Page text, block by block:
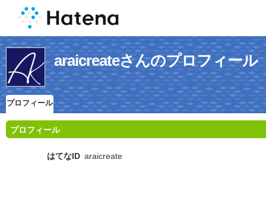
araicreateさんのプロフィール
プロフィール
プロフィール
はてなID araicreate